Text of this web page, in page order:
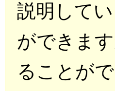
説明して
ができま
ることがで